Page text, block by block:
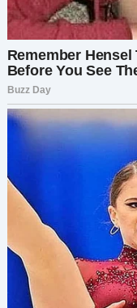
Мне вдруг
— Что вы…
— Ты не сможешь
Дыхание
этого. Не
— Я… откуда вы
Глаза Людмилы
— Мы связались
рассказал нам
ты не можешь
голову набок,